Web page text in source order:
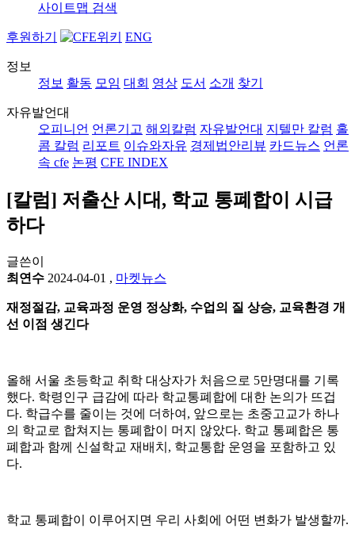
사이트맵 검색
후원하기 ENG
정보
정보 활동 모임 대회 영상 도서 소개 찾기
자유발언대
오피니언 언론기고 해외칼럼 자유발언대 지텔만 칼럼 홀
콤 칼럼 리포트 이슈와자유 경제법안리뷰 카드뉴스 언론
속 cfe 논평 CFE INDEX
[칼럼] 저출산 시대, 학교 통폐합이 시급
하다
글쓴이
최연수 2024-04-01 , 마켓뉴스
재정절감, 교육과정 운영 정상화, 수업의 질 상승, 교육환경 개
선 이점 생긴다
올해 서울 초등학교 취학 대상자가 처음으로 5만명대를 기록
했다. 학령인구 급감에 따라 학교통폐합에 대한 논의가 뜨겁
다. 학급수를 줄이는 것에 더하여, 앞으로는 초중고교가 하나
의 학교로 합쳐지는 통폐합이 머지 않았다. 학교 통폐합은 통
폐합과 함께 신설학교 재배치, 학교통합 운영을 포함하고 있
다.
학교 통폐합이 이루어지면 우리 사회에 어떤 변화가 발생할까.